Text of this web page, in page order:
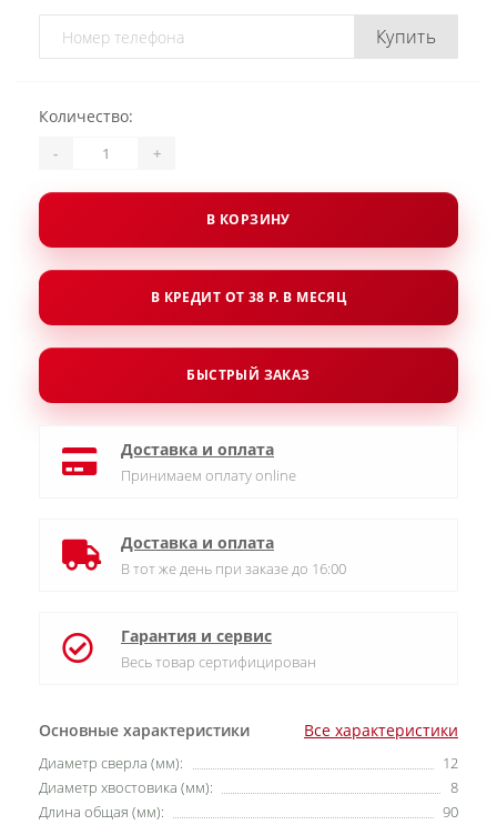
Купить
Основные характеристики Все характеристики
Диаметр сверла (мм):
12
Диаметр хвостовика (мм):
8
Длина общая (мм):
90
Количество:
- +
В КОРЗИНУ
В КРЕДИТ ОТ 38 Р. В МЕСЯЦ
БЫСТРЫЙ ЗАКАЗ
Доставка и оплата
Принимаем оплату online
Доставка и оплата
В тот же день при заказе до 16:00
Гарантия и сервис
Весь товар сертифицирован